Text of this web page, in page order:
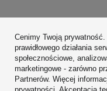
Konto
Regulaminy
Zobacz również
Cenimy Twoją
prawidłowego działania
społecznościowe,
marketingowe - zarówno
Partnerów. Więcej